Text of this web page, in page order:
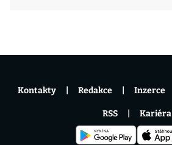
Kontakty Redakce Inzerce
RSS Kariéra